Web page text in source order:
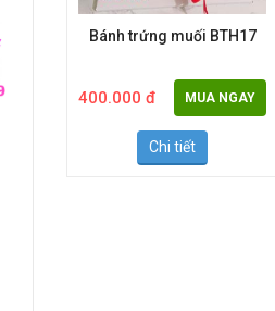
Bánh trứng muối BTH17
400.000 đ MUA NGAY
Chi tiết